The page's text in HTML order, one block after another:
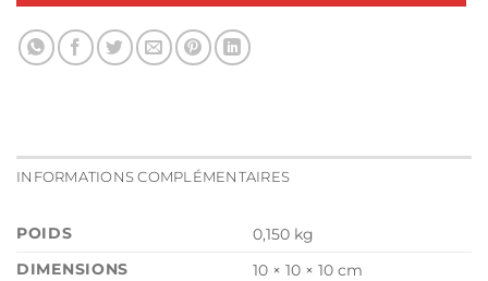
INFORMATIONS COMPLÉMENTAIRES
POIDS
0,150 kg
DIMENSIONS
10 × 10 × 10 cm